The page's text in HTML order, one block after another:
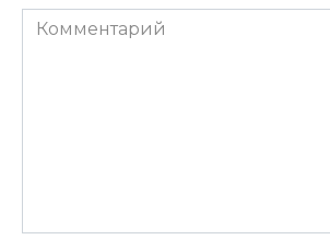
Комментарий